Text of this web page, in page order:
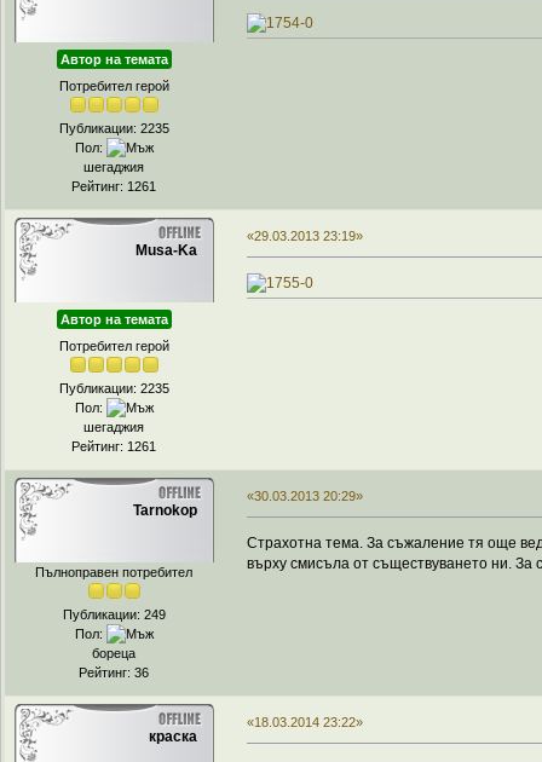
Автор на темата
Потребител герой
Публикации: 2235
Пол:
шегаджия
Рейтинг: 1261
Musa-Ka
Автор на темата
Потребител герой
Публикации: 2235
Пол:
шегаджия
Рейтинг: 1261
«29.03.2013 23:19»
Tarnokop
Пълноправен потребител
Публикации: 249
Пол:
бореца
Рейтинг: 36
«30.03.2013 20:29»
Страхотна тема. За съжаление тя още
върху смисъла от съществуването ни. За
краска
«18.03.2014 23:22»